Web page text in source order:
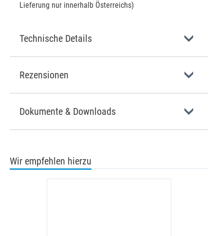
Lieferung nur innerhalb Österreichs)
Technische Details
Rezensionen
Dokumente & Downloads
Wir empfehlen hierzu